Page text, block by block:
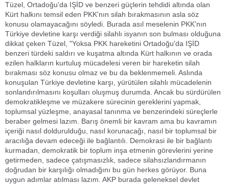
Tüzel, Ortadoğu'da IŞİD ve benzeri güçlerin tehdidi altında olan
Kürt halkını temsil eden PKK'nın silah bırakmasının asla söz
konusu olamayacağını söyledi. Burada asıl meselenin PKK'nın
Türkiye devletine karşı verdiği silahlı isyanın son bulması olduğuna
dikkat çeken Tüzel, "Yoksa PKK hareketini Ortadoğu'da IŞİD
benzeri türdeki saldırı ve kuşatma altında Kürt halkının ve orada
ezilen halkların kurtuluş mücadelesi veren bir hareketin silah
bırakması söz konusu olmaz ve bu da beklenmemeli. Aslında
konuşulan Türkiye devletine karşı, yürütülen silahlı mücadelenin
sonlandırılmasını koşulları oluşmuş durumda. Ancak bu sürdürülen
demokratikleşme ve müzakere sürecinin gereklerini yapmak,
toplumsal yüzleşme, anayasal tanınma ve benzerindeki süreçlerle
beraber gelmesi lazım. Barış önemli bir kavram ama bu kavramın
içeriği nasıl doldurulduğu, nasıl korunacağı, nasıl bir toplumsal bir
aracılığa devam edeceği ile bağlantılı. Demokrasi ile bir bağlantı
kurmadan, demokratik bir toplum inşa etmenin görevlerini yerine
getirmeden, sadece çatışmasızlık, sadece silahsızlandırmanın
doğrudan bir karşılığı olmadığını bu gün herkes görüyor. Buna
uygun adımlar atılması lazım. AKP burada geleneksel devlet